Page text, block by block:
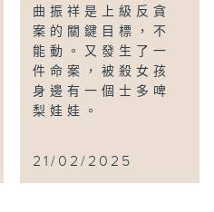
曲振祥是上級反貪
案的關鍵目標，不
能動。又發生了一
件命案，被殺女孩
身邊有一個士多啤
梨娃娃。
21/02/2025